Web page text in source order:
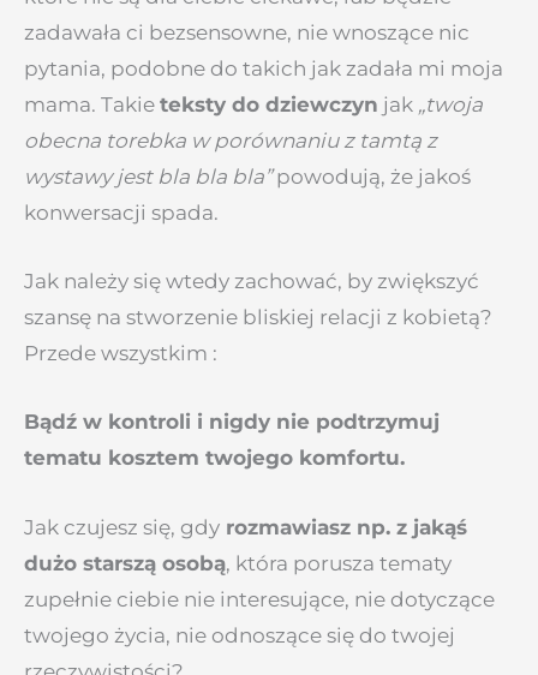
zadawała ci bezsensowne, nie wnoszące nic
pytania, podobne do takich jak zadała mi moja
mama. Takie teksty do dziewczyn jak „twoja
obecna torebka w porównaniu z tamtą z
wystawy jest bla bla bla”powodują, że jakoś
konwersacji spada.
Jak należy się wtedy zachować, by zwiększyć
szansę na stworzenie bliskiej relacji z kobietą?
Przede wszystkim :
Bądź w kontroli i nigdy nie podtrzymuj
tematu kosztem twojego komfortu.
Jak czujesz się, gdy rozmawiasz np. z jakąś
dużo starszą osobą, która porusza tematy
zupełnie ciebie nie interesujące, nie dotyczące
twojego życia, nie odnoszące się do twojej